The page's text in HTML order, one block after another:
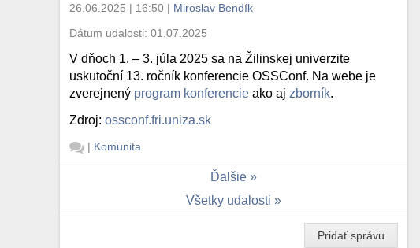
26.06.2025 | 16:50 | Miroslav Bendík
Dátum udalosti:01.07.2025
V dňoch 1. – 3. júla 2025 sa na Žilinskej univerzite
uskutoční 13. ročník konferencie OSSConf. Na webe je
zverejnený program konferencie ako aj zborník.
Zdroj:ossconf.fri.uniza.sk
| Komunita
Ďalšie
Všetky udalosti
Pridať správu